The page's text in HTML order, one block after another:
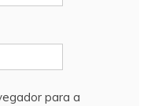
para a